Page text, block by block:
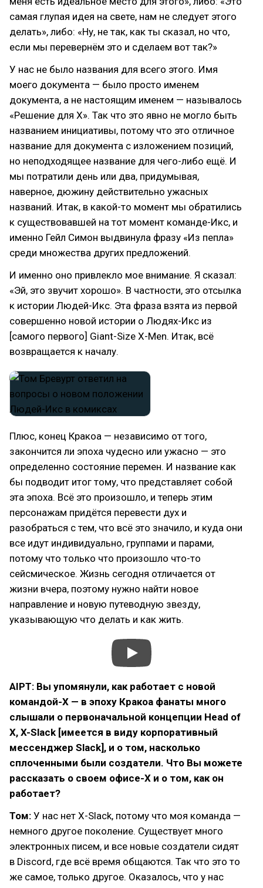
самая глупая идея на свете, нам не следует этого
делать», либо: «Ну, не так, как ты сказал, но что,
если мы перевернём это и сделаем вот так?»
У нас не было названия для всего этого. Имя
моего документа — было просто именем
документа, а не настоящим именем — называлось
«Решение для X». Так что это явно не могло быть
названием инициативы, потому что это отличное
название для документа с изложением позиций,
но неподходящее название для чего-либо ещё. И
мы потратили день или два, придумывая,
наверное, дюжину действительно ужасных
названий. Итак, в какой-то момент мы обратились
к существовавшей на тот момент команде-Икс, и
именно Гейл Симон выдвинула фразу «Из пепла»
среди множества других предложений.
И именно оно привлекло мое внимание. Я сказал:
«Эй, это звучит хорошо». В частности, это отсылка
к истории Людей-Икс. Эта фраза взята из первой
совершенно новой истории о Людях-Икс из
[самого первого] Giant-Size X-Men. Итак, всё
возвращается к началу.
Плюс, конец Кракоа — независимо от того,
закончится ли эпоха чудесно или ужасно — это
определенно состояние перемен. И название как
бы подводит итог тому, что представляет собой
эта эпоха. Всё это произошло, и теперь этим
персонажам придётся перевести дух и
разобраться с тем, что всё это значило, и куда они
все идут индивидуально, группами и парами,
потому что только что произошло что-то
сейсмическое. Жизнь сегодня отличается от
жизни вчера, поэтому нужно найти новое
направление и новую путеводную звезду,
указывающую что делать и как жить.
AIPT: Вы упомянули, как работает с новой
командой-X — в эпоху Кракоа фанаты много
слышали о первоначальной концепции Head of
X, X-Slack [имеется в виду корпоративный
мессенджер Slack], и о том, насколько
сплоченными были создатели. Что Вы можете
рассказать о своем офисе-X и о том, как он
работает?
Том: У нас нет X-Slack, потому что моя команда —
немного другое поколение. Существует много
электронных писем, и все новые создатели сидят
в Discord, где всё время общаются. Так что это то
же самое, только другое. Оказалось, что у нас